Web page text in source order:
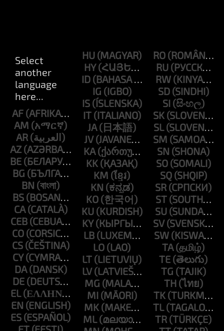
AF
AM
AR
AZ
BE
BG
BN
BS
CA
CEB
CO
CS
CY
DA
DE
EL
EN
ES
HU
HY
ID
IG
IS
IT
JA
JV
KA
KK
KM
KN
KO
KU
KY
LB
LO
LT
LV
MG
MI
MK
ML
RO
RU
RW
SD
SI
SK
SL
SM
SN
SO
SQ
SR
ST
SU
SV
SW
TA
TE
TG
TH
TK
TL
TR